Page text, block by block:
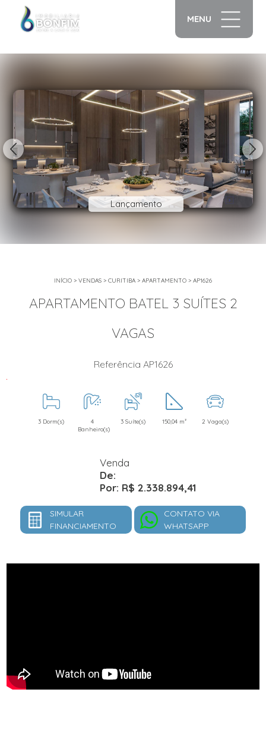
MENU
Lançamento
INÍCIO > VENDAS > CURITIBA > APARTAMENTO > AP1626
APARTAMENTO BATEL 3 SUÍTES 2
VAGAS
Referência AP1626
3 Dorm(s)
4
Banheiro(s)
3 Suíte(s) 150,04 m² 2 Vaga(s)
Venda
De:
Por: R$ 2.338.894,41
SIMULAR
FINANCIAMENTO
CONTATO VIA
WHATSAPP